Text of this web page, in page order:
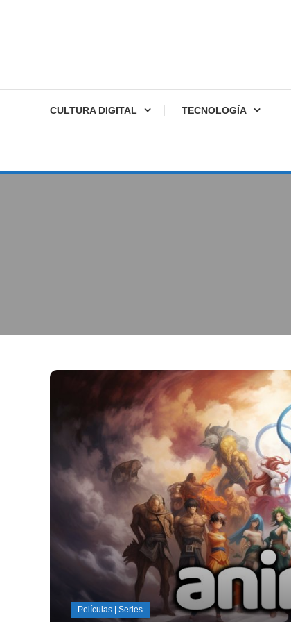
CULTURA DIGITAL TECNOLOGÍA
Películas | Series